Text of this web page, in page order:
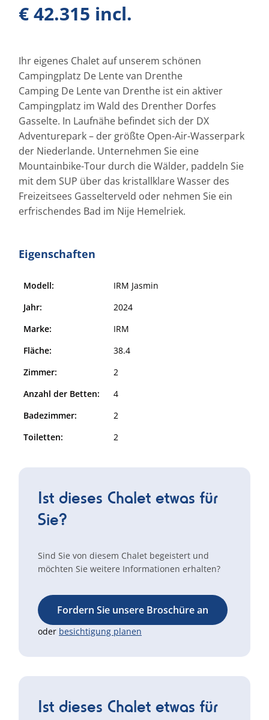
€ 42.315 incl.
Ihr eigenes Chalet auf unserem schönen
Campingplatz De Lente van Drenthe
Camping De Lente van Drenthe ist ein aktiver
Campingplatz im Wald des Drenther Dorfes
Gasselte. In Laufnähe befindet sich der DX
Adventurepark – der größte Open-Air-Wasserpark
der Niederlande. Unternehmen Sie eine
Mountainbike-Tour durch die Wälder, paddeln Sie
mit dem SUP über das kristallklare Wasser des
Freizeitsees Gasselterveld oder nehmen Sie ein
erfrischendes Bad im Nije Hemelriek.
Eigenschaften
Modell:
IRM Jasmin
Jahr:
2024
Marke:
IRM
Fläche:
38.4
Zimmer:
2
Anzahl der Betten:
4
Badezimmer:
2
Toiletten:
2
Ist dieses Chalet etwas für
Sie?
Sind Sie von diesem Chalet begeistert und
möchten Sie weitere Informationen erhalten?
Fordern Sie unsere Broschüre an
oder besichtigung planen
Ist dieses Chalet etwas für